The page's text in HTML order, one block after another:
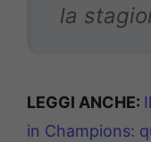
la
LEGGI ANCHE:
in Champions: